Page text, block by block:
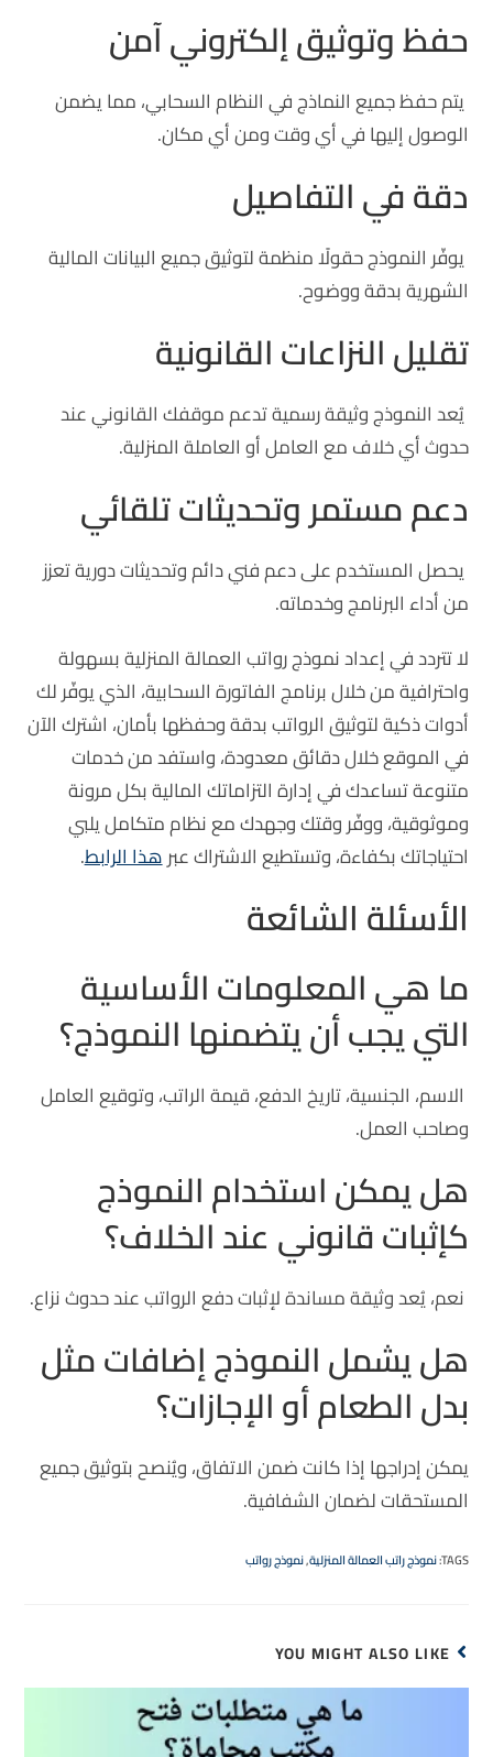
حفظ وتوثيق إلكتروني آمن
يتم حفظ جميع النماذج في النظام السحابي، مما يضمن
الوصول إليها في أي وقت ومن أي مكان.
دقة في التفاصيل
يوفّر النموذج حقولًا منظمة لتوثيق جميع البيانات المالية
الشهرية بدقة ووضوح.
تقليل النزاعات القانونية
يُعد النموذج وثيقة رسمية تدعم موقفك القانوني عند
حدوث أي خلاف مع العامل أو العاملة المنزلية.
دعم مستمر وتحديثات تلقائي
يحصل المستخدم على دعم فني دائم وتحديثات دورية تعزز
من أداء البرنامج وخدماته.
لا تتردد في إعداد نموذج رواتب العمالة المنزلية بسهولة
واحترافية من خلال برنامج الفاتورة السحابية، الذي يوفّر لك
أدوات ذكية لتوثيق الرواتب بدقة وحفظها بأمان، اشترك الآن
في الموقع خلال دقائق معدودة، واستفد من خدمات
متنوعة تساعدك في إدارة التزاماتك المالية بكل مرونة
وموثوقية، ووفّر وقتك وجهدك مع نظام متكامل يلبي
احتياجاتك بكفاءة، وتستطيع الاشتراك عبرهذا الرابط.
الأسئلة الشائعة
ما هي المعلومات الأساسية
التي يجب أن يتضمنها النموذج؟
الاسم، الجنسية، تاريخ الدفع، قيمة الراتب، وتوقيع العامل
وصاحب العمل.
هل يمكن استخدام النموذج
كإثبات قانوني عند الخلاف؟
نعم، يُعد وثيقة مساندة لإثبات دفع الرواتب عند حدوث نزاع.
هل يشمل النموذج إضافات مثل
بدل الطعام أو الإجازات؟
يمكن إدراجها إذا كانت ضمن الاتفاق، ويُنصح بتوثيق جميع
المستحقات لضمان الشفافية.
TAGS
:نموذج راتب العمالة المنزلية,نموذج رواتب
YOU MIGHT ALSO LIKE